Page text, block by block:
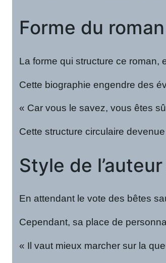
Forme du
La forme qui structure ce roman,
Cette biographie engendre des
« Car vous le savez, vous êtes
Cette structure circulaire
Style de
En attendant le vote des bêtes
Cependant, sa place de
« Il vaut mieux marcher sur la